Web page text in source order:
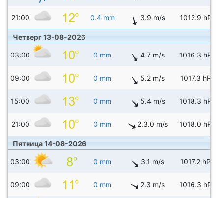
21:00 0.4 mm 3.9 m/s 1012.9 hPa
Четверг 13-08-2026
03:00 0 mm 4.7 m/s 1016.3 hPa
09:00 0 mm 5.2 m/s 1017.3 hPa
15:00 0 mm 5.4 m/s 1018.3 hPa
21:00 0 mm 2.3.0 m/s 1018.0 hPa
Пятница 14-08-2026
03:00 0 mm 3.1 m/s 1017.2 hPa
09:00 0 mm 2.3 m/s 1016.3 hPa